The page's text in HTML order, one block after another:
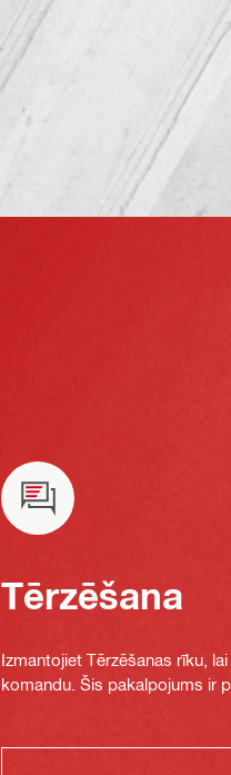
Tērzēšana
Izmantojiet Tērzēšanas rīku,
komandu. Šis pakalpojums ir